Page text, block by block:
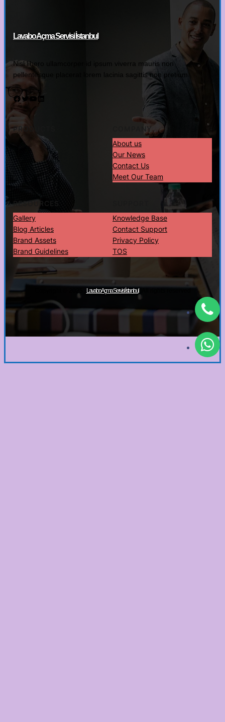
Lavabo Açma Servisi İstanbul
Nisl libero ullamcorper id ipsum viverra mauris non
pellentesque placerat lorem lacinia sagittis non pretium.
Facebook Twitter YouTube LinkedIn
PRODUCTS
COMPANY
About us
Our News
Contact Us
Meet Our Team
RESOURCES
Gallery
Blog Articles
Brand Assets
Brand Guidelines
Knowledge Base
Contact Support
Privacy Policy
TOS
Lavabo Açma Servisi İstanbul· All rights reserved